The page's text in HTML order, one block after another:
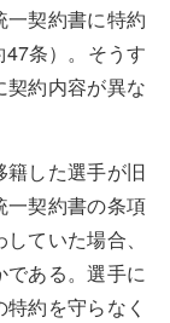
契約書に特約
条）。そうす
契約内容が異な
籍した選手が旧
一契約書の条項
ていた場合、
ある。選手に
約を守らなく